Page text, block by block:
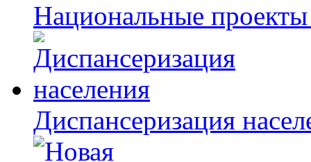
Национальные
Диспансеризация